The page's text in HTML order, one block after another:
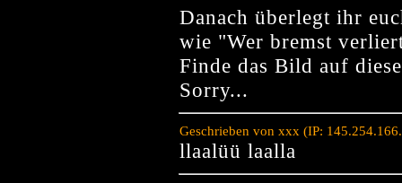
Danach überlegt ihr
wie "Wer bremst
Finde das Bild auf
Sorry...
Geschrieben von xxx (IP:
llaalüü laalla